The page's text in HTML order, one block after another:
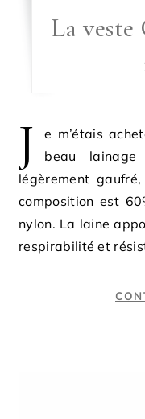
La
J
e m’étais
beau
légèrement
composition est
nylon. La laine
respirabilité et